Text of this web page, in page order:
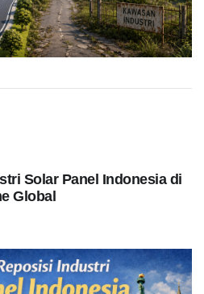
Solar Panel Indonesia di
Global